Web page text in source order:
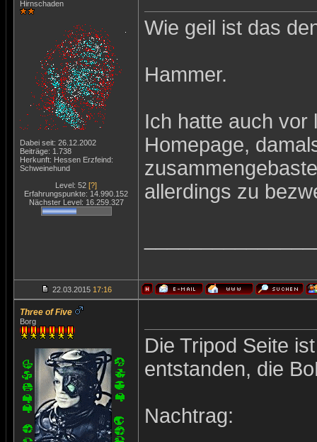
Hirnschaden
Dabei seit: 26.12.2002
Beiträge: 1.738
Herkunft: Hessen Erzfeind:
Schweinehund
Level: 52 [?]
Erfahrungspunkte: 14.990.152
Nächster Level: 16.259.327
Wie geil ist das
Hammer.
Ich hatte auch vor
Homepage,
allerdings zu
22.03.2015 17:16
Three of Five
Borg
Die Tripod Seite
entstanden, die
Nachtrag: